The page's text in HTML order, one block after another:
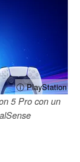
ⓘ PlayStation
5 Pro con un